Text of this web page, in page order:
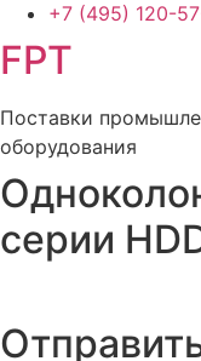
+7 (495) 120-
FPT
Поставки
оборудования
серии